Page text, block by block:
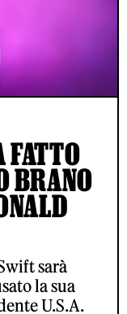
FATTO
BRANO
sarà
la sua
U.S.A.